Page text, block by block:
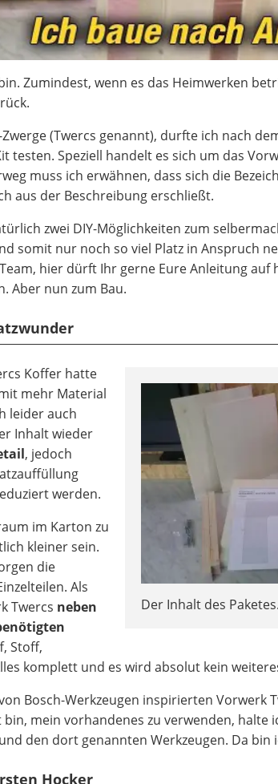
Zumindest, wenn es das Heimwerken
(Twercs genannt), durfte ich nach
testen. Speziell handelt es sich um das
muss ich erwähnen, dass sich die
aus der Beschreibung erschließt.
zwei DIY-Möglichkeiten zum
somit nur noch so viel Platz in Anspruch
hier dürft Ihr gerne Eure Anleitung auf
Aber nun zum Bau.
Der Inhalt des Paketes.
Koffer hatte
mehr Material
leider auch
Inhalt wieder
, jedoch
werden.
im Karton zu
kleiner sein.
die
Als
Twercs neben
Stoff,
komplett und es wird absolut kein
Bosch-Werkzeugen inspirierten Vorwerk
bin, mein vorhandenes zu verwenden, halte
den dort genannten Werkzeugen. Da bin
Hocker